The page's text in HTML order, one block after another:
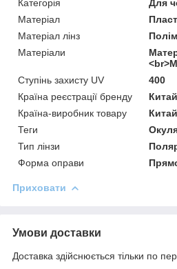
Категорія
Для
Матеріал
Матеріал лінз
Матеріали
Ступінь захисту UV
400
Країна реєстрації бренду
Китай
Країна-виробник товару
Китай
Теги
Тип лінзи
Форма оправи
Приховати
Умови доставки
Доставка здійснюється тільки по